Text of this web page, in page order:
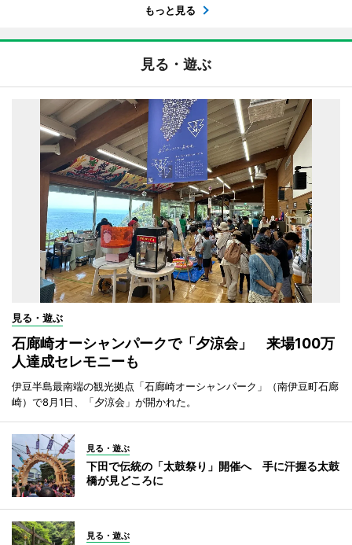
もっと見る
見る・遊ぶ
見る・遊ぶ
石廊崎オーシャンパークで「夕涼会」 来場100万
人達成セレモニーも
伊豆半島最南端の観光拠点「石廊崎オーシャンパーク」（南伊豆町石廊
崎）で8月1日、「夕涼会」が開かれた。
見る・遊ぶ
下田で伝統の「太鼓祭り」開催へ 手に汗握る太鼓
橋が見どころに
見る・遊ぶ